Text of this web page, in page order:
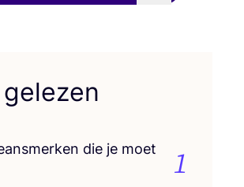
die je moet
1